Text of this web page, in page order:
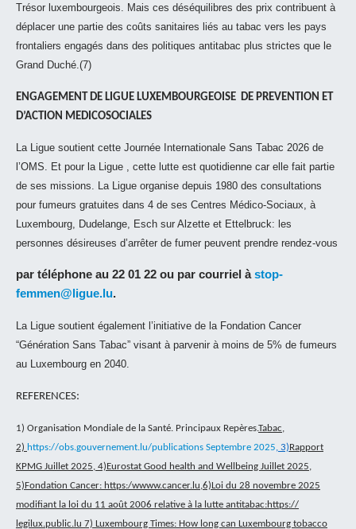
Trésor luxembourgeois. Mais ces déséquilibres des prix contribuent à
déplacer une partie des coûts sanitaires liés au tabac vers les pays
frontaliers engagés dans des politiques antitabac plus strictes que le
Grand Duché.(7)
ENGAGEMENT DE LIGUE LUXEMBOURGEOISE DE PREVENTION ET
D’ACTION MEDICOSOCIALES
La Ligue soutient cette Journée Internationale Sans Tabac 2026 de
l’OMS. Et pour la Ligue , cette lutte est quotidienne car elle fait partie
de ses missions. La Ligue organise depuis 1980 des consultations
pour fumeurs gratuites dans 4 de ses Centres Médico-Sociaux, à
Luxembourg, Dudelange, Esch sur Alzette et Ettelbruck: les
personnes désireuses d’arrêter de fumer peuvent prendre rendez-vous
par téléphone au 22 01 22 ou par courriel àstop-
femmen@ligue.lu.
La Ligue soutient également l’initiative de la Fondation Cancer
“Génération Sans Tabac” visant à parvenir à moins de 5% de fumeurs
au Luxembourg en 2040.
REFERENCES:
1) Organisation Mondiale de la Santé. Principaux Repères.Tabac,
2) https://obs.gouvernement.lu/publications Septembre 2025, 3)Rapport
KPMG Juillet 2025, 4)Eurostat Good health and Wellbeing Juillet 2025,
5)Fondation Cancer: https:/wwww.cancer.lu,6)Loi du 28 novembre 2025
modifiant la loi du 11 août 2006 relative à la lutte antitabac:https://
legilux.public.lu 7) Luxembourg Times: How long can Luxembourg tobacco